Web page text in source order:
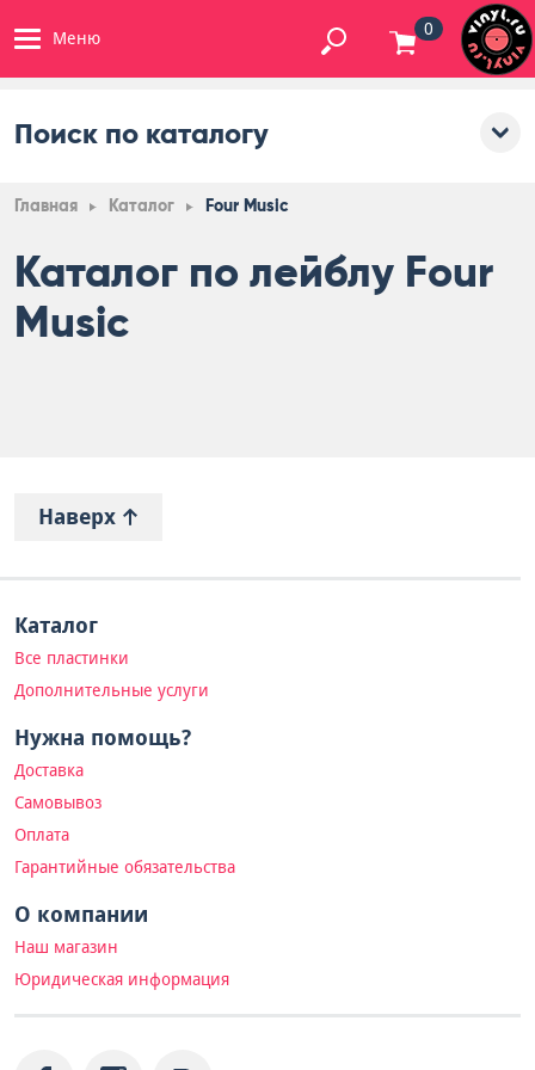
Меню 0
Поиск по каталогу
Главная Каталог Four Music
Каталог по лейблу Four
Music
Наверх
Каталог
Все пластинки
Дополнительные услуги
Нужна помощь?
Доставка
Самовывоз
Оплата
Гарантийные обязательства
О компании
Наш магазин
Юридическая информация